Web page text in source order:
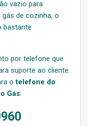
vazio para
de cozinha, o
bastante
por telefone que
suporte ao cliente.
otelefone do
Gás: